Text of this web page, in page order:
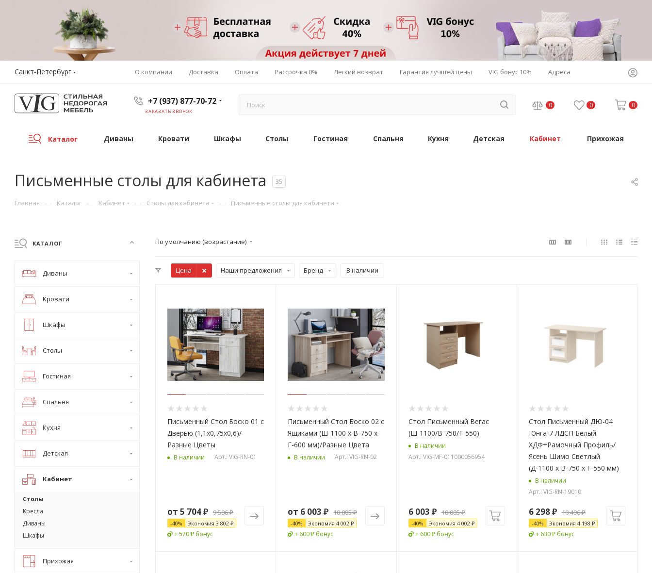
Санкт-Петербург О компании Доставка Оплата Рассрочка 0% Легкий возврат Гарантия лучшей цены VIG бонус 10% Адреса
+7 (937) 877-70-72
ЗАКАЗАТЬ ЗВОНОК
0 0 0
Каталог Диваны Кровати Шкафы Столы Гостиная Спальня Кухня Детская Кабинет Прихожая
Письменные столы для кабинета 35
Главная — Каталог — Кабинет — Столы для кабинета — Письменные столы для кабинета
По умолчанию (возрастание)
Цена Наши предложения Бренд В наличии
Письменный Стол Боско 01 с
Дверью (1,1х0,75х0,6)/
Разные Цветы
В наличии Арт.: VIG-RN-01
от 5 704 ₽ 9 506 ₽
-40% Экономия 3 802 ₽
+ 570 ₽ бонус
Письменный Стол Боско 02 с
Ящиками (Ш-1100 х В-750 х
Г-600 мм)/Разные Цвета
В наличии Арт.: VIG-RN-02
от 6 003 ₽ 10 005 ₽
-40% Экономия4 002 ₽
+ 600 ₽ бонус
Стол Письменный Вегаc
(Ш-1100/В-750/Г-550)
В наличии
Арт.: VIG-MF-011000056954
6 003 ₽ 10 005₽
-40% Экономия 4 002₽
+ 600 ₽ бонус
Стол Письменный ДЮ-04
Юнга-7 ЛДСП Белый
ХДФ+Рамочный Профиль/
Ясень Шимо Светлый
(Д-1100 x В-750 x Г-550 мм)
В наличии
Арт.: VIG-RN-19010
6 298₽ 10 496₽
-40% Экономия 4 198 ₽
+ 630 ₽ бонус
КАТАЛОГ
Диваны
Кровати
Шкафы
Столы
Гостиная
Спальня
Кухня
Детская
Кабинет
Столы
Кресла
Диваны
Шкафы
Прихожая